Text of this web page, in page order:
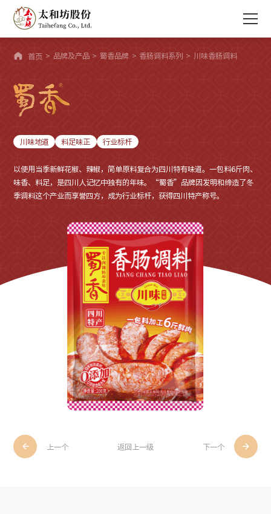
 首页 > 品牌及产品 > 蜀香品牌 > 香肠调料系列 > 川味香肠调料
川味地道 料足味正 行业标杆
以使用当季新鲜花椒、辣椒，简单原料复合为四川特有味道。一包料6斤肉、
味香、料足，是四川人记忆中独有的年味。“蜀香”品牌因发明和缔造了冬
季调料这个产业而享誉四方，成为行业标杆，获得四川特产称号。
 上一个 返回上一级 
下一个